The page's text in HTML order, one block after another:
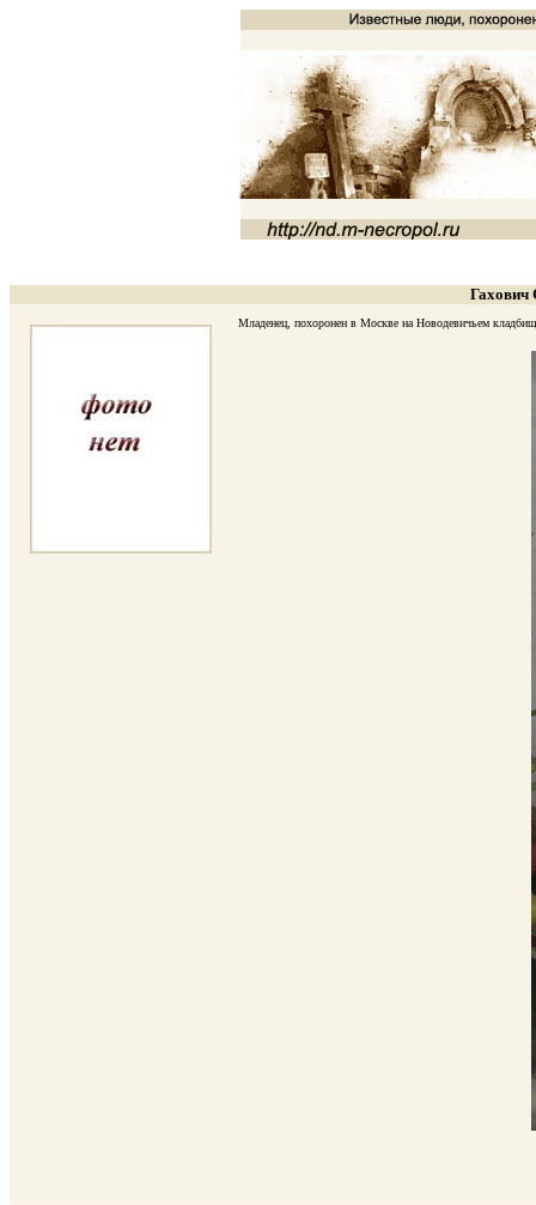
Гахович
Младенец, похоронен в Москве на Новодевичьем